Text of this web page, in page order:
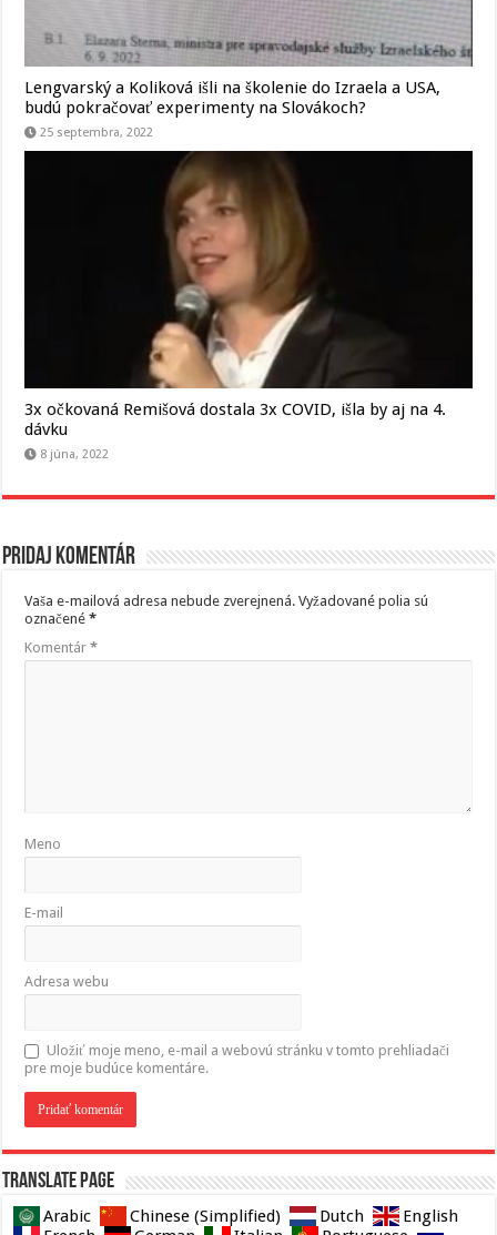
Lengvarský a Koliková išli na školenie do Izraela a USA,
budú pokračovať experimenty na Slovákoch?
25 septembra, 2022
3x očkovaná Remišová dostala 3x COVID, išla by aj na 4.
dávku
8 júna, 2022
Pridaj komentár
Vaša e-mailová adresa nebude zverejnená. Vyžadované polia sú
označené*
Komentár*
Meno
E-mail
Adresa webu
Uložiť moje meno, e-mail a webovú stránku v tomto prehliadači
pre moje budúce komentáre.
Translate page
Arabic Chinese (Simplified) Dutch
English